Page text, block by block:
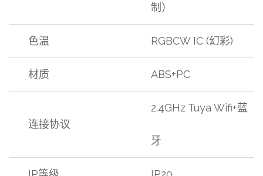
制）
色温 RGBCW IC (幻彩)
材质 ABS+PC
连接协议
2.4GHz Tuya Wifi+蓝
牙